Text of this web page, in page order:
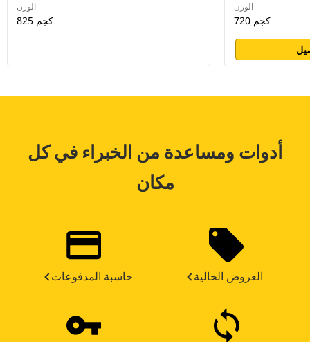
الوزن
825 كجم
الوزن
720 كجم
أدوات ومساعدة من الخبراء في كل
مكان
حاسبة المدفوعات العروض الحالية